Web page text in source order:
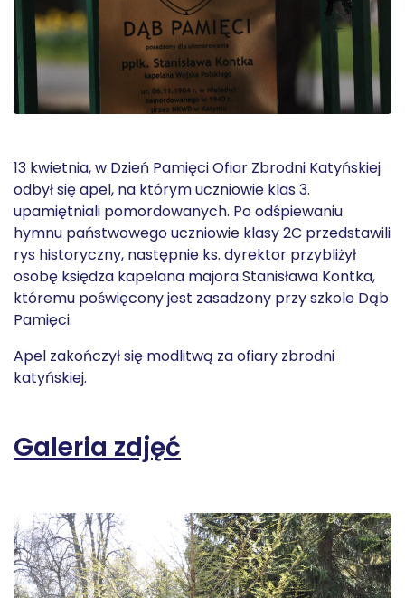
13 kwietnia, w Dzień Pamięci Ofiar Zbrodni Katyńskiej
odbył się apel, na którym uczniowie klas 3.
upamiętniali pomordowanych. Po odśpiewaniu
hymnu państwowego uczniowie klasy 2C przedstawili
rys historyczny, następnie ks. dyrektor przybliżył
osobę księdza kapelana majora Stanisława Kontka,
któremu poświęcony jest zasadzony przy szkole Dąb
Pamięci.
Apel zakończył się modlitwą za ofiary zbrodni
katyńskiej.
Galeria zdjęć